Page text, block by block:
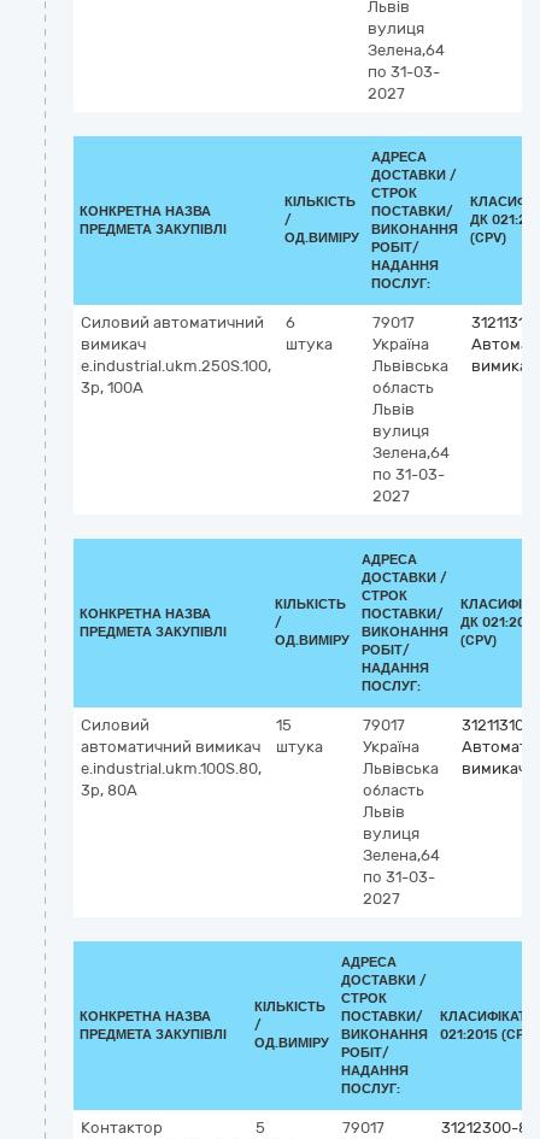
Львів
вулиця
Зелена,64
по 31-03-
2027
КОНКРЕТНА НАЗВА
ПРЕДМЕТА ЗАКУПІВЛІ
КІЛЬКІСТЬ
/
ОД.ВИМІРУ
АДРЕСА
ДОСТАВКИ /
СТРОК
ПОСТАВКИ/
ВИКОНАННЯ
РОБІТ/
НАДАННЯ
ПОСЛУГ:
ДК
(CPV)
Силовий автоматичний
вимикач
e.industrial.ukm.250S.100,
3р, 100А
6
штука
79017
Україна
Львівська
область
Львів
вулиця
Зелена,64
по 31-03-
2027
вимикачі
КОНКРЕТНА НАЗВА
ПРЕДМЕТА ЗАКУПІВЛІ
КІЛЬКІСТЬ
/
ОД.ВИМІРУ
АДРЕСА
ДОСТАВКИ /
СТРОК
ПОСТАВКИ/
ВИКОНАННЯ
РОБІТ/
НАДАННЯ
ПОСЛУГ:
ДК 021:2015
(CPV)
Силовий
автоматичний вимикач
e.industrial.ukm.100S.80,
3р, 80А
15
штука
79017
Україна
Львівська
область
Львів
вулиця
Зелена,64
по 31-03-
2027
31211310-4
вимикачі
КОНКРЕТНА НАЗВА
ПРЕДМЕТА ЗАКУПІВЛІ
КІЛЬКІСТЬ
/
ОД.ВИМІРУ
АДРЕСА
ДОСТАВКИ /
СТРОК
ПОСТАВКИ/
ВИКОНАННЯ
РОБІТ/
НАДАННЯ
ПОСЛУГ:
021:2015 (CPV)
Контактор
5
79017
31212300-8